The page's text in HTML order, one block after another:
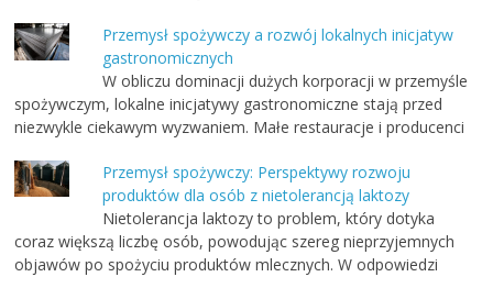
Przemysł spożywczy a rozwój lokalnych inicjatyw
gastronomicznych
W obliczu dominacji dużych korporacji w przemyśle
spożywczym, lokalne inicjatywy gastronomiczne stają przed
niezwykle ciekawym wyzwaniem. Małe restauracje i producenci
Przemysł spożywczy: Perspektywy rozwoju
produktów dla osób z nietolerancją laktozy
Nietolerancja laktozy to problem, który dotyka
coraz większą liczbę osób, powodując szereg nieprzyjemnych
objawów po spożyciu produktów mlecznych. W odpowiedzi